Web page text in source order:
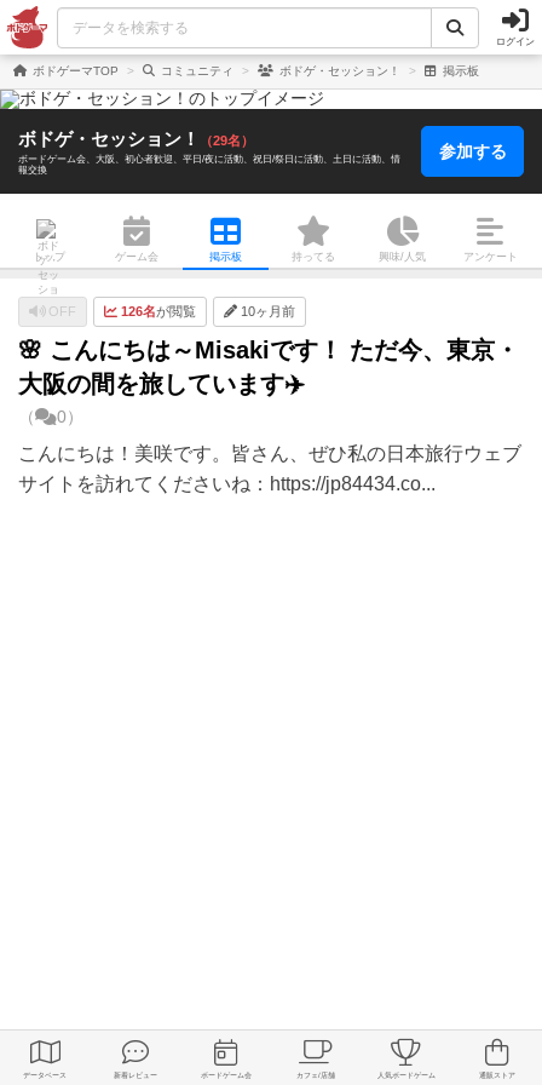
ログイン
ボドゲーマTOP コミュニティ ボドゲ・セッション！ 掲示板
ボドゲ・セッション！ （29名）
ボードゲーム会 大阪 初心者歓迎 平日/夜に活動 祝日/祭日に活動 土日に活動
情
報交換
参加する
トップ ゲーム会 掲示板 持ってる 興味/人気 アンケート
OFF 126名が閲覧 10ヶ月前
🌸 こんにちは～Misakiです！ ただ今、東京・
大阪の間を旅しています✈️
（ 0）
こんにちは！美咲です。皆さん、ぜひ私の日本旅行ウェブ
サイトを訪れてくださいね：https://jp84434.co...